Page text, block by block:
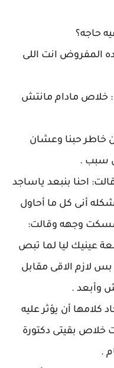
حاجه؟
المفروض انت اللى
خلاص مادام مانتش
خاطر حبنا وعشان
سبب .
احنا بنبعد ياساجد
أنى كل ما أحاول
وجهه وقالت:
عينيك ليا لما تبص
لازم الاقى مقابل
وأبعد .
كلامها أن يؤثر عليه
خلاص بقيتى دكتورة
.